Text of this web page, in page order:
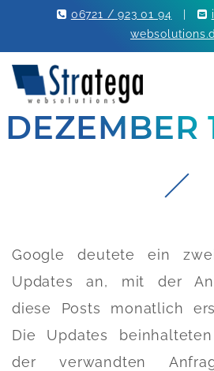
06721 / 923 01 94
DEZEMBER
Google deutete ein
Updates an, mit der
diese Posts monatlich
Die Updates beinhalteten
der verwandten